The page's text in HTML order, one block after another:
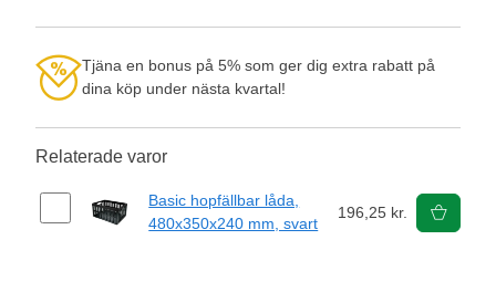
Tjäna en bonus på 5% som ger dig extra rabatt på
dina köp under nästa kvartal!
Relaterade varor
Basic hopfällbar låda,
480x350x240 mm, svart
196,25 kr.